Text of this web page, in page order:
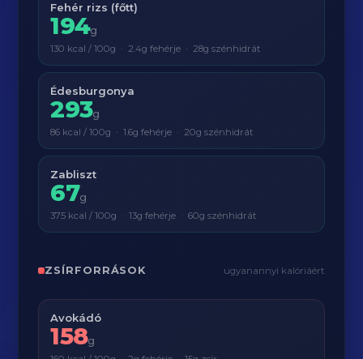
Fehér rizs (főtt)
194g
130 kcal / 100g · 2.4g fehérje · 28g szénhidrát
Édesburgonya
293g
86 kcal / 100g · 1.6g fehérje · 20g szénhidrát
Zabliszt
67g
375 kcal / 100g · 13g fehérje · 60g szénhidrát
ZSÍRFORRÁSOK ugyanannyi kalóriáért
Avokádó
158g